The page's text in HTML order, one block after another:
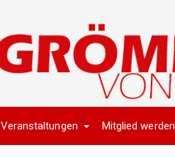
Veranstaltungen Mitglied werden